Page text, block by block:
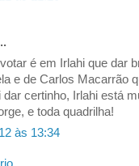
é em Irlahi que dar
e de Carlos Macarrão
dar certinho, Irlahi está
e toda quadrilha!
às 13:34